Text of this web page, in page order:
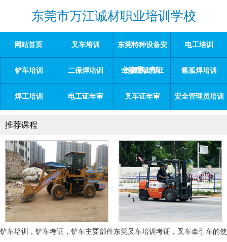
东莞市万江诚材职业培训学校
网站首页 叉车培训 东莞特种设备安
全管理证考证
电工培训
铲车培训 二保焊培训 挖掘机培训 氩弧焊培训
焊工培训 电工证年审 叉车证年审 安全管理员培训
推荐课程
铲车培训，铲车考证，铲车主要部件东莞叉车培训考证，叉车牵引车的使